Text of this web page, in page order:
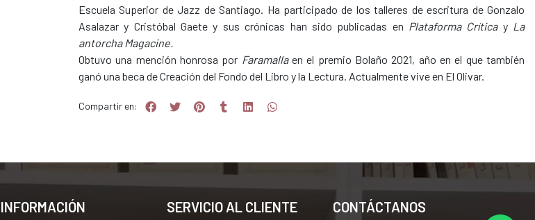
Escuela Superior de Jazz de Santiago. Ha participado de los talleres de escritura de Gonzalo
Asalazar y Cristóbal Gaete y sus crónicas han sido publicadas en Plataforma Críticay La
antorcha Magacine.
Obtuvo una mención honrosa por Faramallaen el premio Bolaño 2021, año en el que también
ganó una beca de Creación del Fondo del Libro y la Lectura. Actualmente vive en El Olivar.
Compartir en:
INFORMACIÓN SERVICIO AL CLIENTE CONTÁCTANOS